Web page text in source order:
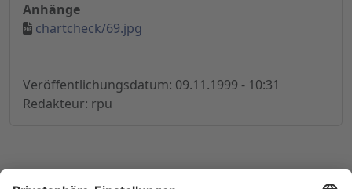
Anhänge
chartcheck/69.jpg
Veröffentlichungsdatum: 09.11.1999 - 10:31
Redakteur: rpu